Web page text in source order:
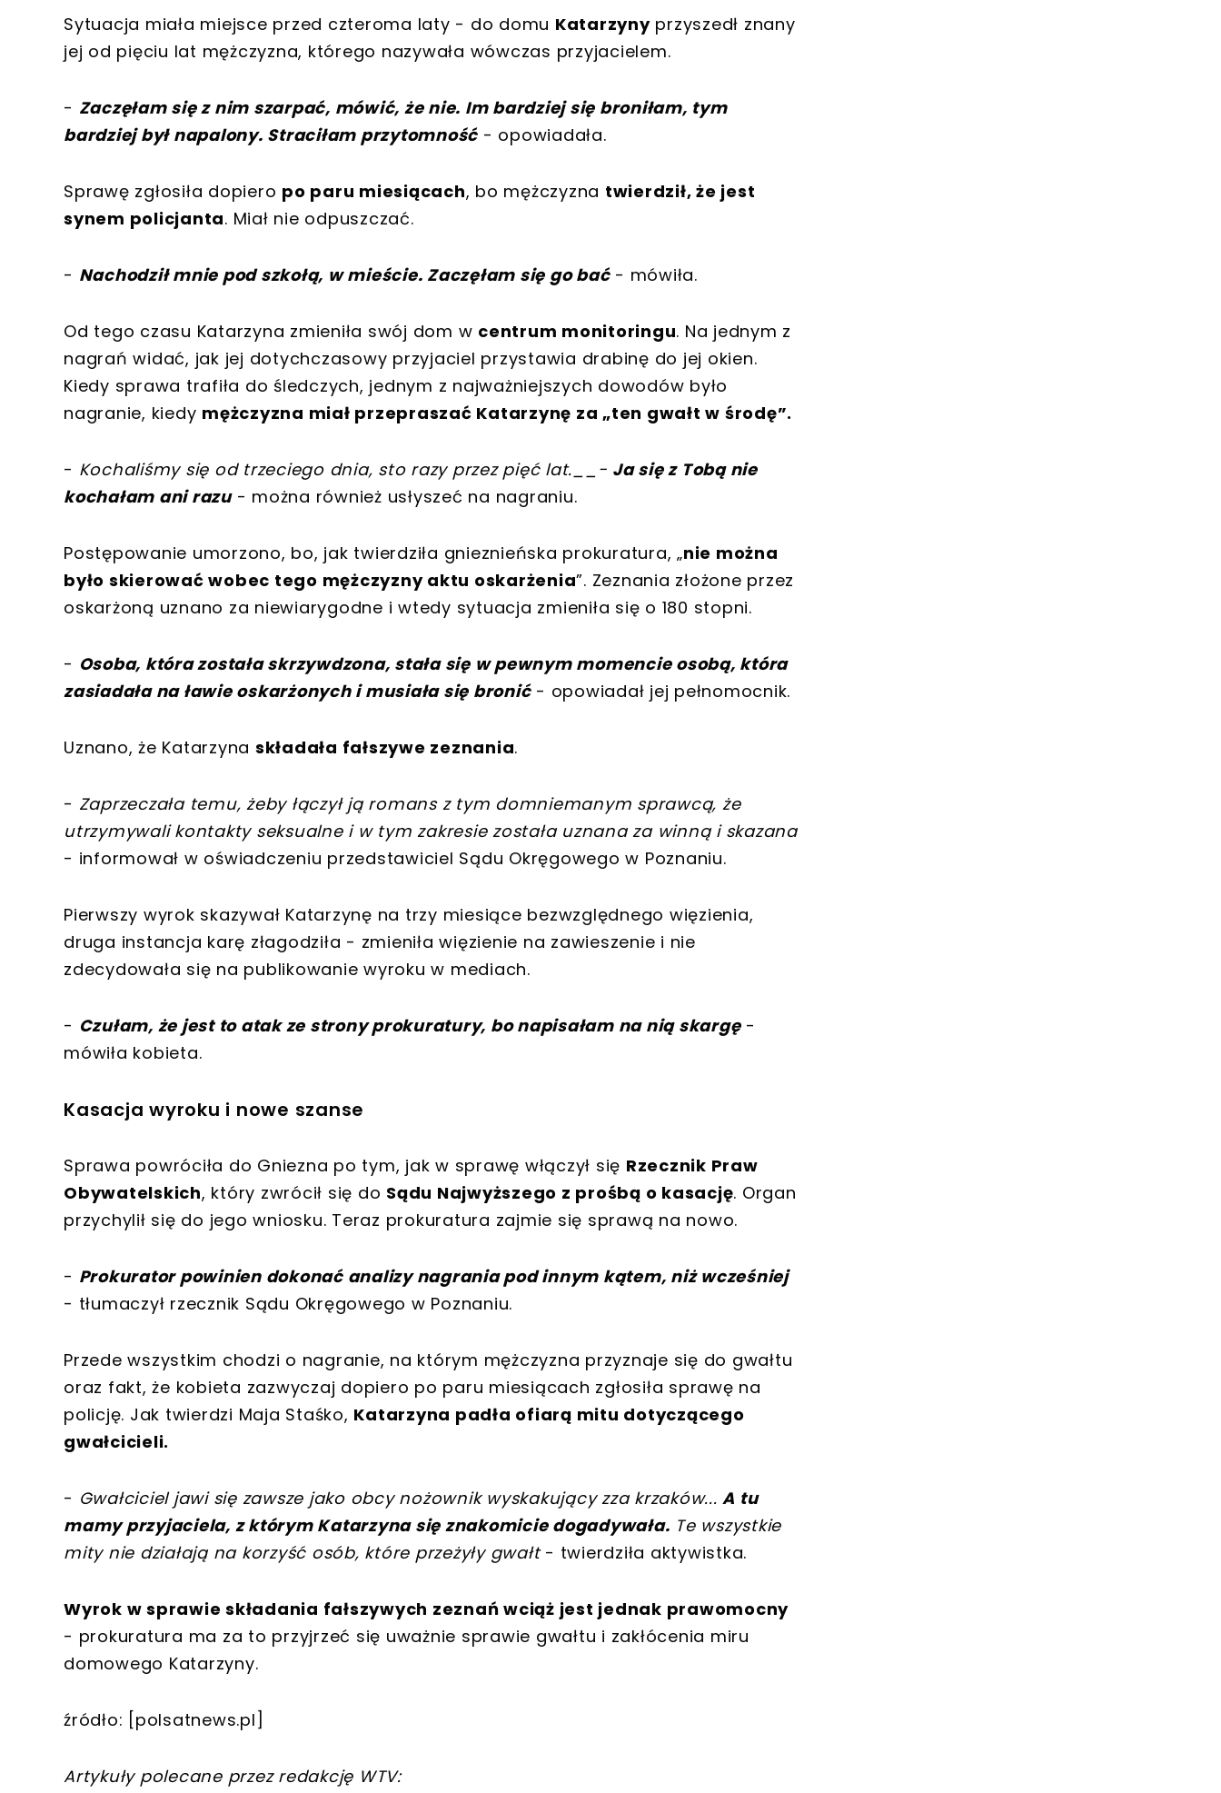
Sytuacja miała miejsce przed czteroma laty - do domu Katarzynyprzyszedł znany
jej od pięciu lat mężczyzna, którego nazywała wówczas przyjacielem.
- Zaczęłam się z nim szarpać, mówić, że nie. Im bardziej się broniłam, tym
bardziej był napalony. Straciłam przytomność - opowiadała.
Sprawę zgłosiła dopiero po paru miesiącach, bo mężczyzna twierdził, że jest
synem policjanta. Miał nie odpuszczać.
- Nachodził mnie pod szkołą, w mieście. Zaczęłam się go bać- mówiła.
Od tego czasu Katarzyna zmieniła swój dom w centrum monitoringu. Na jednym z
nagrań widać, jak jej dotychczasowy przyjaciel przystawia drabinę do jej okien.
Kiedy sprawa trafiła do śledczych, jednym z najważniejszych dowodów było
nagranie, kiedy mężczyzna miał przepraszać Katarzynę za „ten gwałt w środę”.
- Kochaliśmy się od trzeciego dnia, sto razy przez pięć lat.__ - Ja się z Tobą nie
kochałam ani razu- można również usłyszeć na nagraniu.
Postępowanie umorzono, bo, jak twierdziła gnieznieńska prokuratura, „nie można
było skierować wobec tego mężczyzny aktu oskarżenia”. Zeznania złożone przez
oskarżoną uznano za niewiarygodne i wtedy sytuacja zmieniła się o 180 stopni.
- Osoba, która została skrzywdzona, stała się w pewnym momencie osobą, która
zasiadała na ławie oskarżonych i musiała się bronić- opowiadał jej pełnomocnik.
Uznano, że Katarzyna składała fałszywe zeznania.
- Zaprzeczała temu, żeby łączył ją romans z tym domniemanym sprawcą, że
utrzymywali kontakty seksualne i w tym zakresie została uznana za winną i skazana
- informował w oświadczeniu przedstawiciel Sądu Okręgowego w Poznaniu.
Pierwszy wyrok skazywał Katarzynę na trzy miesiące bezwzględnego więzienia,
druga instancja karę złagodziła - zmieniła więzienie na zawieszenie i nie
zdecydowała się na publikowanie wyroku w mediach.
- Czułam, że jest to atak ze strony prokuratury, bo napisałam na nią skargę-
mówiła kobieta.
Kasacja wyroku i nowe szanse
Sprawa powróciła do Gniezna po tym, jak w sprawę włączył się Rzecznik Praw
Obywatelskich, który zwrócił się do Sądu Najwyższego z prośbą o kasację. Organ
przychylił się do jego wniosku. Teraz prokuratura zajmie się sprawą na nowo.
- Prokurator powinien dokonać analizy nagrania pod innym kątem, niż wcześniej
- tłumaczył rzecznik Sądu Okręgowego w Poznaniu.
Przede wszystkim chodzi o nagranie, na którym mężczyzna przyznaje się do gwałtu
oraz fakt, że kobieta zazwyczaj dopiero po paru miesiącach zgłosiła sprawę na
policję. Jak twierdzi Maja Staśko, Katarzyna padła ofiarą mitu dotyczącego
gwałcicieli.
- Gwałciciel jawi się zawsze jako obcy nożownik wyskakujący zza krzaków...A tu
mamy przyjaciela, z którym Katarzyna się znakomicie dogadywała. Te wszystkie
mity nie działają na korzyść osób, które przeżyły gwałt- twierdziła aktywistka.
Wyrok w sprawie składania fałszywych zeznań wciąż jest jednak prawomocny
- prokuratura ma za to przyjrzeć się uważnie sprawie gwałtu i zakłócenia miru
domowego Katarzyny.
źródło: [polsatnews.pl]
Artykuły polecane przez redakcję WTV: